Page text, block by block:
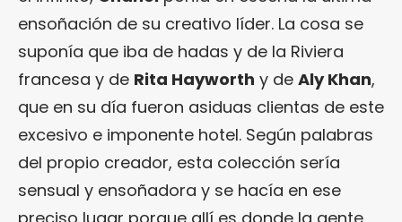
ensoñación de su creativo líder. La cosa se
suponía que iba de hadas y de la Riviera
francesa y de Rita Hayworth y de Aly Khan,
que en su día fueron asiduas clientas de este
excesivo e imponente hotel. Según palabras
del propio creador, esta colección sería
sensual y ensoñadora y se hacía en ese